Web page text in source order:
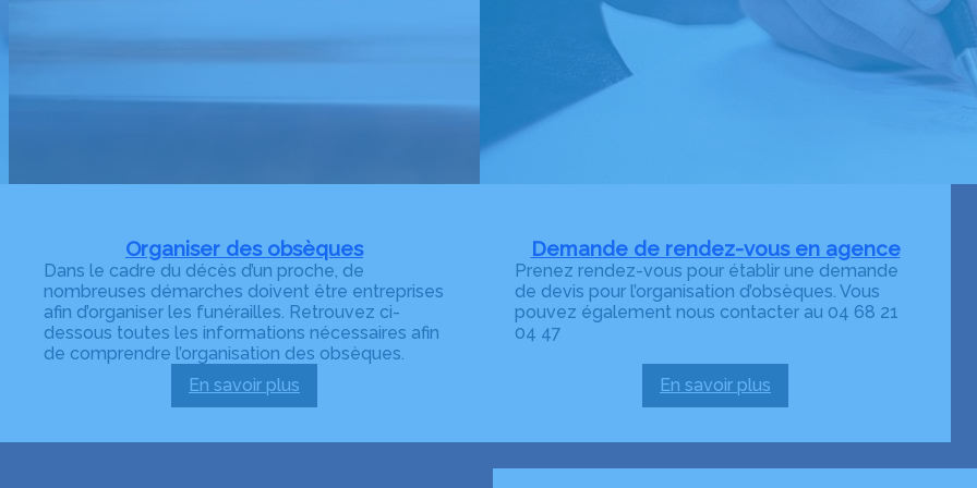
Organiser des obsèques
Dans le cadre du décès d’un proche, de
nombreuses démarches doivent être entreprises
afin d’organiser les funérailles. Retrouvez ci-
dessous toutes les informations nécessaires afin
de comprendre l’organisation des obsèques.
En savoir plus
:
des
Demande de rendez-vous en agence
Prenez rendez-vous pour établir une demande
de devis pour l’organisation d’obsèques. Vous
pouvez également nous contacter au 04 68 21
04 47
En savoir plus
:
de
rendez-